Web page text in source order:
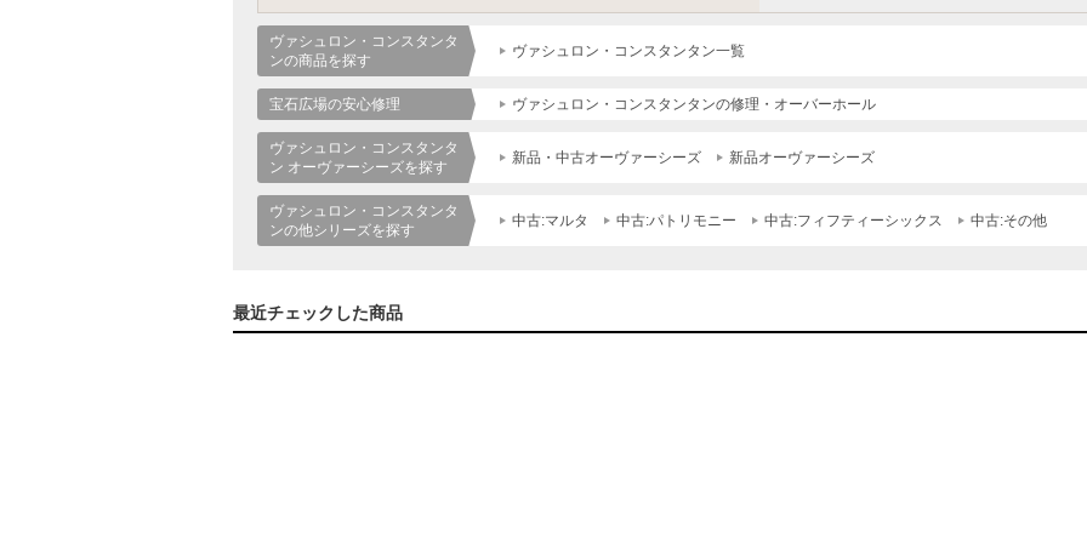
ヴァシュロン・コンスタンタ
ンの商品を探す
ヴァシュロン・コンスタンタン一覧
宝石広場の安心修理 ヴァシュロン・コンスタンタンの修理・オーバーホール
ヴァシュロン・コンスタンタ
ン オーヴァーシーズを探す
新品・中古オーヴァーシーズ 新品オーヴァーシーズ
ヴァシュロン・コンスタンタ
ンの他シリーズを探す
中古:マルタ 中古:パトリモニー 中古:フィフティーシックス 中古:その他
最近チェックした商品